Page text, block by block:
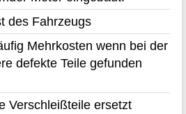
des Fahrzeugs
Mehrkosten wenn bei der
defekte Teile gefunden
Verschleißteile ersetzt